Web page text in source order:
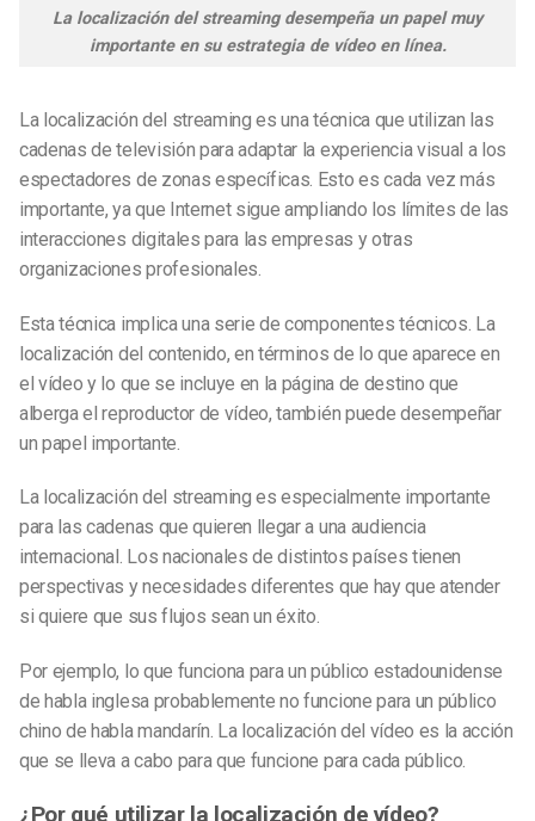
La localización del streaming desempeña un papel muy
importante en su estrategia de vídeo en línea.
La localización del streaming es una técnica que utilizan las
cadenas de televisión para adaptar la experiencia visual a los
espectadores de zonas específicas. Esto es cada vez más
importante, ya que Internet sigue ampliando los límites de las
interacciones digitales para las empresas y otras
organizaciones profesionales.
Esta técnica implica una serie de componentes técnicos. La
localización del contenido, en términos de lo que aparece en
el vídeo y lo que se incluye en la página de destino que
alberga el reproductor de vídeo, también puede desempeñar
un papel importante.
La localización del streaming es especialmente importante
para las cadenas que quieren llegar a una audiencia
internacional. Los nacionales de distintos países tienen
perspectivas y necesidades diferentes que hay que atender
si quiere que sus flujos sean un éxito.
Por ejemplo, lo que funciona para un público estadounidense
de habla inglesa probablemente no funcione para un público
chino de habla mandarín. La localización del vídeo es la acción
que se lleva a cabo para que funcione para cada público.
¿Por qué utilizar la localización de vídeo?